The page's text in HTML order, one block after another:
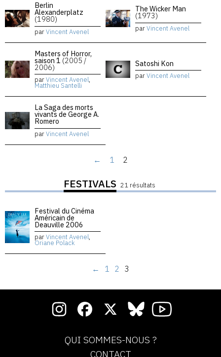
Berlin
Alexanderplatz
(1980)
parVincent Avenel
The Wicker Man
(1973)
parVincent Avenel
Masters of Horror,
saison 1 (2005 /
2006)
parVincent Avenel,
Matthieu Santelli
Satoshi Kon
parVincent Avenel
La Saga des morts
vivants de George A.
Romero
parVincent Avenel
← 1 2
FESTIVALS 21 résultats
Festival du Cinéma
Américain de
Deauville 2006
parVincent Avenel,
Oriane Polack
← 1 2 3
QUI SOMMES-NOUS ?
CONTACT